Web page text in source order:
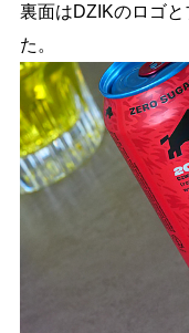
裏面はDZIKのロゴ
た。